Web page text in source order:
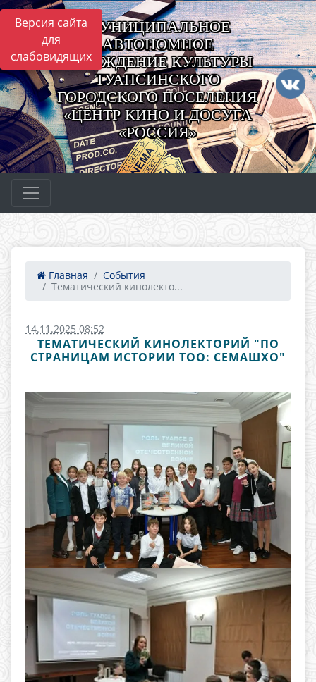
Версия сайта
для
слабовидящих
МУНИЦИПАЛЬНОЕ
АВТОНОМНОЕ
УЧРЕЖДЕНИЕ КУЛЬТУРЫ
ТУАПСИНСКОГО
ГОРОДСКОГО ПОСЕЛЕНИЯ
«ЦЕНТР КИНО И ДОСУГА
«РОССИЯ»
Главная
События
Тематический кинолекто...
14.11.2025 08:52
ТЕМАТИЧЕСКИЙ КИНОЛЕКТОРИЙ "ПО
СТРАНИЦАМ ИСТОРИИ ТОО: СЕМАШХО"